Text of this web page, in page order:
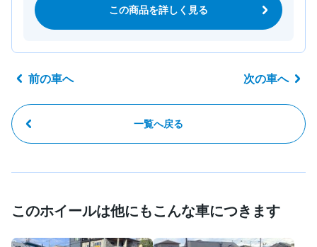
この商品を詳しく見る
前の車へ
一覧へ戻る
次の車へ
このホイールは他にもこんな車につきます